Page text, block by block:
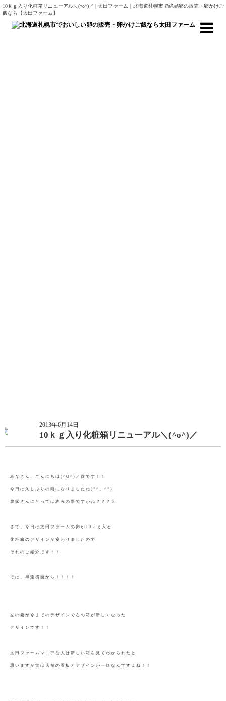
10ｋｇ入り化粧箱リニューアル＼(^o^)／ | 太田ファーム｜北海道札幌市で絶品卵の販売・卵かけご
飯なら【太田ファーム】
2013年6月14日
10ｋｇ入り化粧箱リニューアル＼(^o^)／
みなさん、こんにちは(^O^)／僕です！！
今日は久しぶりの雨になりましたね(*^。^*)
農家さんにとっては恵みの雨ですかね？？？？
さて、今日は太田ファームの卵が10ｋｇ入る
化粧箱のデザインが変わりましたので
それのご紹介です！！
では、早速横面から！！！！
左の箱が今までのデザインで右の箱が新しくなった
デザインです！！
太田ファームマニアな人は新しい箱を見てわかられたと
思いますが実は店舗の看板とデザインが一緒なんですよね！！